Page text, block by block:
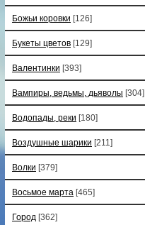
Божьи коровки [126]
Букеты цветов [129]
Валентинки [393]
Вампиры, ведьмы, дьяволы [304]
Водопады, реки [180]
Воздушные шарики [211]
Волки [379]
Восьмое марта [465]
Город [362]